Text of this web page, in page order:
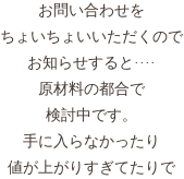
お問い合わせを
ちょいちょいいただくので
お知らせすると····
原材料の都合で
検討中です。
手に入らなかったり
値が上がりすぎてたりで